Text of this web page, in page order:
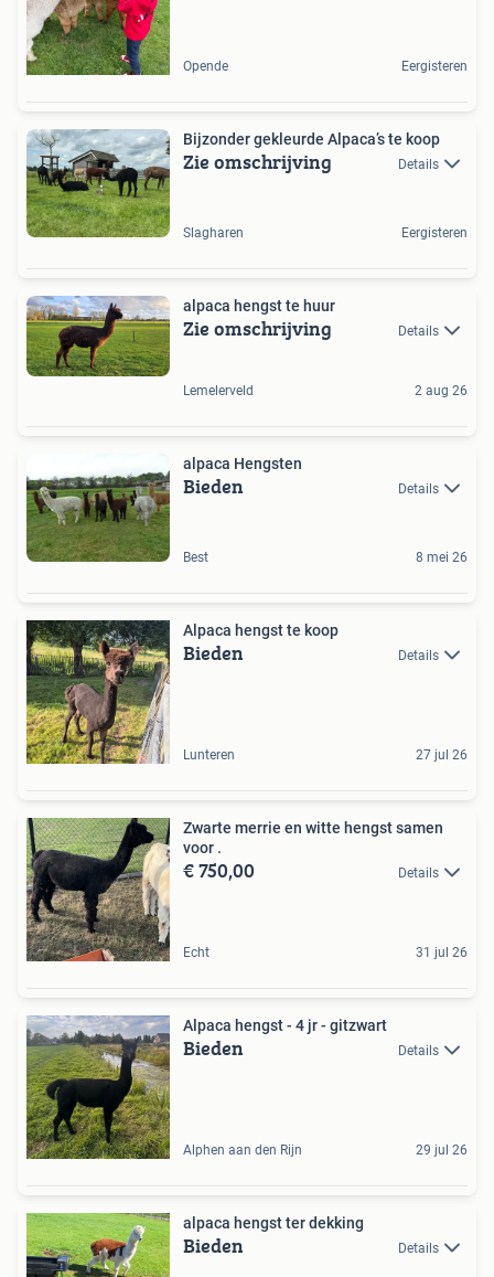
Opende Eergisteren
Bijzonder gekleurde Alpaca’s te koop
Zie omschrijving Details
Slagharen Eergisteren
alpaca hengst te huur
Zie omschrijving Details
Lemelerveld 2 aug 26
alpaca Hengsten
Bieden Details
Best 8 mei 26
Alpaca hengst te koop
Bieden Details
Lunteren 27 jul 26
Zwarte merrie en witte hengst samen
voor .
€ 750,00 Details
Echt 31 jul 26
Alpaca hengst - 4 jr - gitzwart
Bieden Details
Alphen aan den Rijn 29 jul 26
alpaca hengst ter dekking
Bieden Details